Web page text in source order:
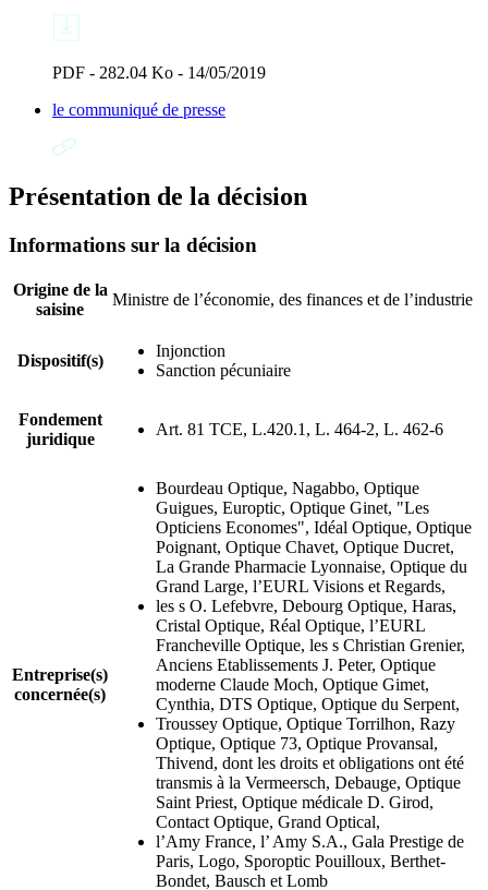
PDF - 282.04 Ko - 14/05/2019
le communiqué de presse
Présentation de la décision
Informations sur la décision
Origine de la
saisine
Ministre de l’économie, des finances et de l’industrie
Dispositif(s)
Injonction
Sanction pécuniaire
Fondement
juridique
Art. 81 TCE, L.420.1, L. 464-2, L. 462-6
Entreprise(s)
concernée(s)
Bourdeau Optique, Nagabbo, Optique
Guigues, Europtic, Optique Ginet, "Les
Opticiens Economes", Idéal Optique, Optique
Poignant, Optique Chavet, Optique Ducret,
La Grande Pharmacie Lyonnaise, Optique du
Grand Large, l’EURL Visions et Regards,
les s O. Lefebvre, Debourg Optique, Haras,
Cristal Optique, Réal Optique, l’EURL
Francheville Optique, les s Christian Grenier,
Anciens Etablissements J. Peter, Optique
moderne Claude Moch, Optique Gimet,
Cynthia, DTS Optique, Optique du Serpent,
Troussey Optique, Optique Torrilhon, Razy
Optique, Optique 73, Optique Provansal,
Thivend, dont les droits et obligations ont été
transmis à la Vermeersch, Debauge, Optique
Saint Priest, Optique médicale D. Girod,
Contact Optique, Grand Optical,
l’Amy France, l’ Amy S.A., Gala Prestige de
Paris, Logo, Sporoptic Pouilloux, Berthet-
Bondet, Bausch et Lomb